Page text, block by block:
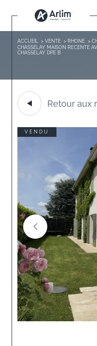
ACCUEIL VENTE RHONE
CHASSELAY MAISON RECENTE
CHASSELAY DPE B
Retour aux
VENDU